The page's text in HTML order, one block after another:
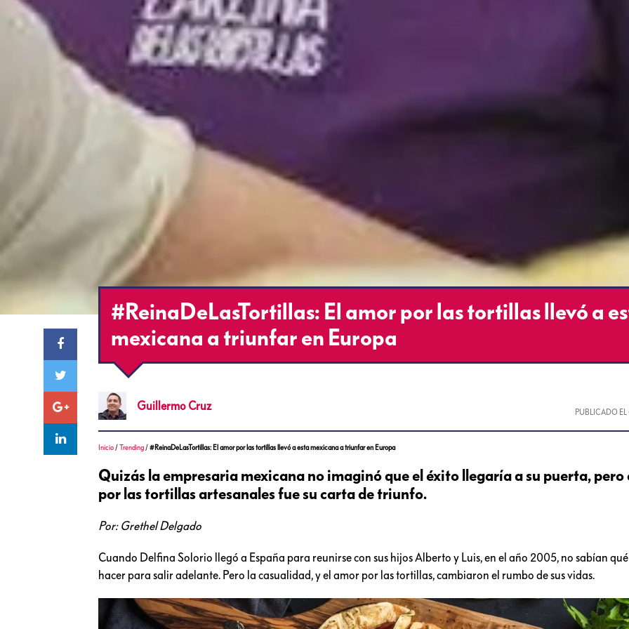
#ReinaDeLasTortillas: El amor por las tortillas llevó a
mexicana a triunfar en Europa
Guillermo Cruz PUBLICADO EL
Inicio /Trending /#ReinaDeLasTortillas: El amor por las tortillas llevó a esta mexicana a triunfar en Europa
Quizás la empresaria mexicana no imaginó que el éxito llegaría a su puerta, pero
por las tortillas artesanales fue su carta de triunfo.
Por: Grethel Delgado
Cuando Delfina Solorio llegó a España para reunirse con sus hijos Alberto y Luis, en el año 2005, no sabían
hacer para salir adelante. Pero la casualidad, y el amor por las tortillas, cambiaron el rumbo de sus vidas.